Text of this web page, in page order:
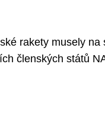
rakety musely
členských států